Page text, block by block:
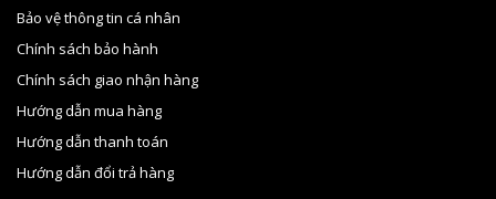
Bảo vệ thông tin cá nhân
Chính sách bảo hành
Chính sách giao nhận hàng
Hướng dẫn mua hàng
Hướng dẫn thanh toán
Hướng dẫn đổi trả hàng